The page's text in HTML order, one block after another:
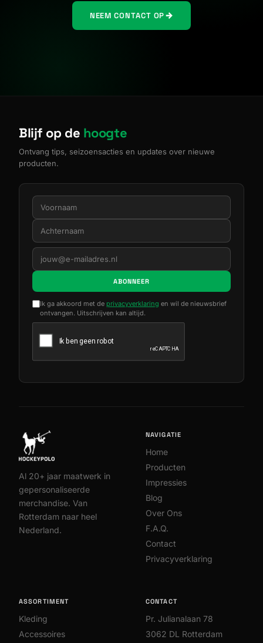
NEEM CONTACT OP
Blijf op de hoogte
Ontvang tips, seizoensacties en updates over nieuwe
producten.
ABONNEER
Ik ga akkoord met de privacyverklaring en wil de nieuwsbrief
ontvangen. Uitschrijven kan altijd.
Al 20+ jaar maatwerk in
gepersonaliseerde
merchandise. Van
Rotterdam naar heel
Nederland.
NAVIGATIE
Home
Producten
Impressies
Blog
Over Ons
F.A.Q.
Contact
Privacyverklaring
ASSORTIMENT
Kleding
Accessoires
CONTACT
Pr. Julianalaan 78
3062 DL Rotterdam
Normaal binnen 1 werkdag